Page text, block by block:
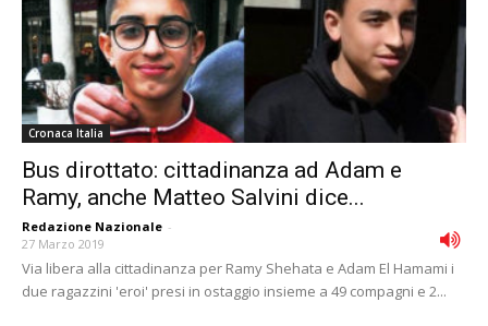
Cronaca Italia
Bus dirottato: cittadinanza ad Adam e
Ramy, anche Matteo Salvini dice...
Redazione Nazionale -
27 Marzo 2019
Via libera alla cittadinanza per Ramy Shehata e Adam El Hamami i
due ragazzini 'eroi' presi in ostaggio insieme a 49 compagni e 2...